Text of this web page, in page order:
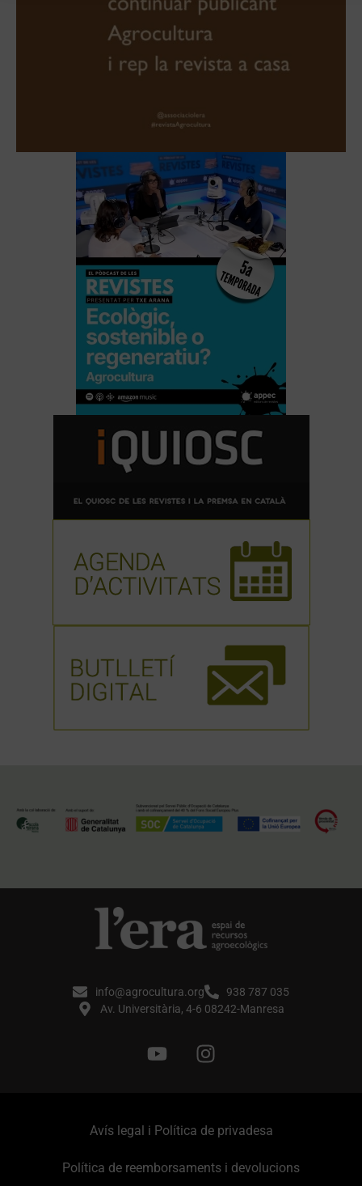
info@agrocultura.org
938 787 035
Av. Universitària, 4-6 08242-Manresa
Avís legal i Política de privadesa
Política de reemborsaments i devolucions